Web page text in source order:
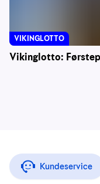
Vikinglotto:
VIKINGLOTTO
Kundeservice